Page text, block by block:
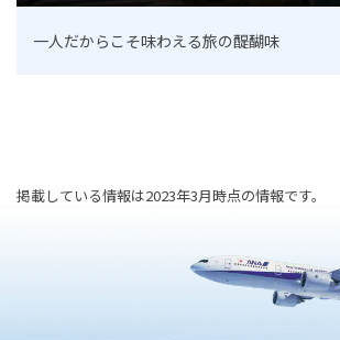
一人だからこそ味わえる旅の醍醐味
掲載している情報は2023年3月時点の情報です。